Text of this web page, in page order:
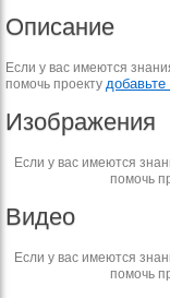
Описание
Если у вас имеются
помочь проекту
Изображения
Если у вас имеются
помочь
Видео
Если у вас имеются
помочь